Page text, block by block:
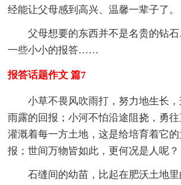
经能让父母感到高兴、温馨一辈子了。
父母想要的东西并不是名贵的钻
一些小小的报答……
报答话题作文 篇7
小草不畏风吹雨打，努力地生长，
雨露的回报；小河不怕沿途阻挠，勇
灌溉着每一方土地，这是给培育着它
报；世间万物皆如此，更何况是人呢？
石缝间的幼苗，比起在肥沃土地里